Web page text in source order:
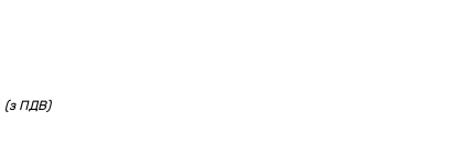
(з ПДВ)